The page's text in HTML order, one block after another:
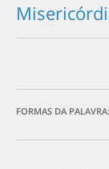
FORMAS DA PALAVRA: